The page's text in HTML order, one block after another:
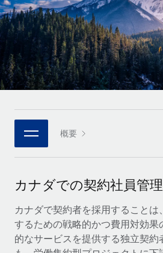
Remote統合
人事機能をワークフローにシームレ
プラットフォーム
チームのための人事の基本機能を内
接続 新しい
当社のMCPを使用して、あらゆる
統合
基本的なビジネスツールを活用して
専門家に相談
グローバル人事・コンプライアンス
ミッドマーケット
カスタマイズされた人事ソリューシ
企業
大企業向けのグローバルHR
パートナーに登録
戦略的テクノロジーパートナー
グローバルな人事機能を柔軟に自社
当社とのパートナーシップの可能性
Remote Build 近日リリース予定
統合とAI自動化に関するコンサルテ
リサーチおよびガイド
活用事例
HR用語集
チェックリストおよびテンプレート
職務内容ライブラリ
ウェビナー
イベント
ニュースルーム
給与・人材情報
情報センター
Español
Italiano
Português (Portugal)
日本語
한국어 概要
カナダでの契約社員管理
カナダで契約者を採用することは
するための戦略的かつ費用対効果
的なサービスを提供する独立契約